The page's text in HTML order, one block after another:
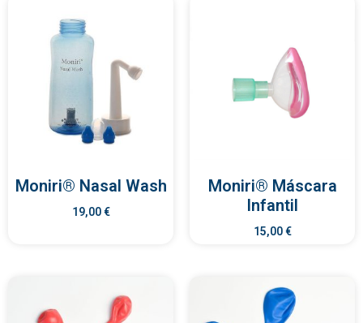
Moniri® Nasal Wash
19,00€
Moniri® Máscara
Infantil
15,00€